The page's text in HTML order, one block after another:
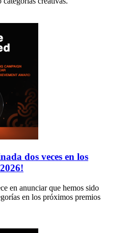
dos veces en los
en anunciar que hemos sido
en los próximos premios